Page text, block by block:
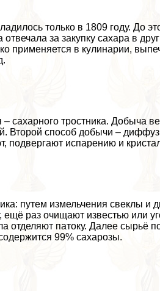
только в 1809 году. До
за закупку сахара в
в кулинарии,
сахарного тростника. Добыча
Второй способ добычи –
подвергают испарению и
путем измельчения свеклы
раз очищают известью или
отделяют патоку. Далее сырьё
99% сахарозы.